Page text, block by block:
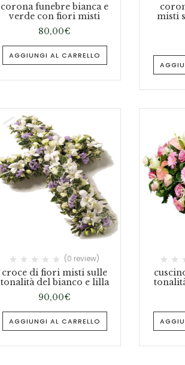
corona funebre bianca e
verde con fiori misti
80,00€
AGGIUNGI AL CARRELLO
misti
(0 review)
croce di fiori misti sulle
tonalità del bianco e lilla
90,00€
AGGIUNGI AL CARRELLO